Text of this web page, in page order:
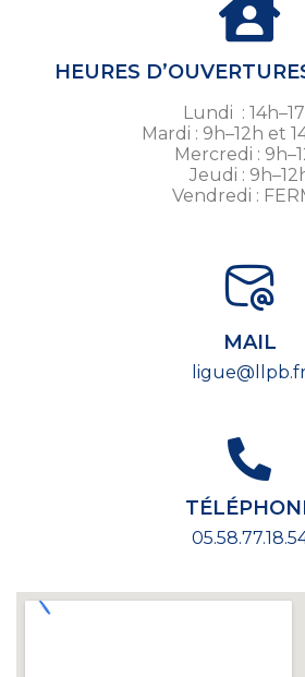
HEURES
Lundi :
Mardi : 9h–12h et
Mercredi :
Jeudi :
Vendredi :
MAIL